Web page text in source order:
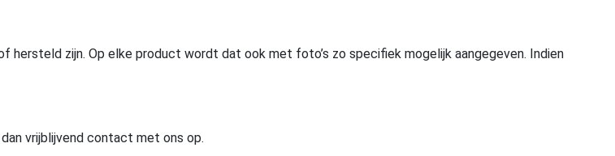
hersteld zijn. Op elke product wordt dat ook met foto’s zo specifiek mogelijk aangegeven. Indien
vrijblijvend contact met ons op.